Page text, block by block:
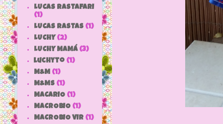
LUCAS RASTAFARI
(1)
LUCAS RASTAS (1)
LUCHY (2)
LUCHY MAMÁ (3)
luchyto (1)
M&M (1)
M&MS (1)
MACARIO (1)
MACROBIO (1)
MACROBIO VIR (1)